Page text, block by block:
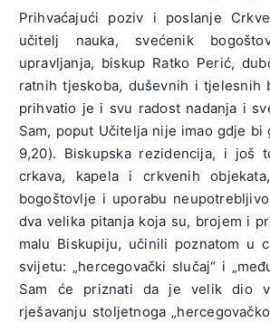
Prihvaćajući poziv i poslanje
učitelj nauka, svećenik
upravljanja, biskup Ratko Perić,
ratnih tjeskoba, duševnih i tjelesnih
prihvatio je i svu radost nadanja i
Sam, poput Učitelja nije imao gdje bi
9,20). Biskupska rezidencija, i još
crkava, kapela i crkvenih
bogoštovlje i uporabu
dva velika pitanja koja su, brojem i
malu Biskupiju, učinili poznatom u
svijetu: „hercegovački slučaj“ i
Sam će priznati da je velik dio
rješavanju stoljetnoga